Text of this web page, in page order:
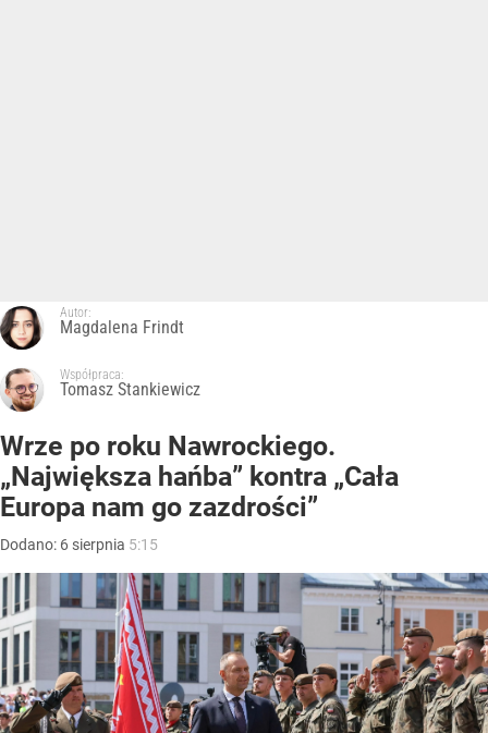
Autor:
Magdalena Frindt
Współpraca:
Tomasz Stankiewicz
Wrze po roku Nawrockiego.
„Największa hańba” kontra „Cała
Europa nam go zazdrości”
Dodano: 6 sierpnia 5:15